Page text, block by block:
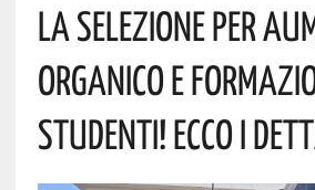
La Selezione Per
Organico E
Studenti! Ecco I